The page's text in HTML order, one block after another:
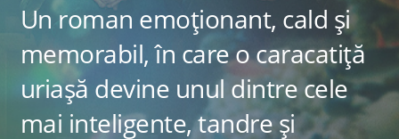
Un roman emoționant, cald și
memorabil, în care o caracatiță
uriașă devine unul dintre cele
mai inteligente, tandre și